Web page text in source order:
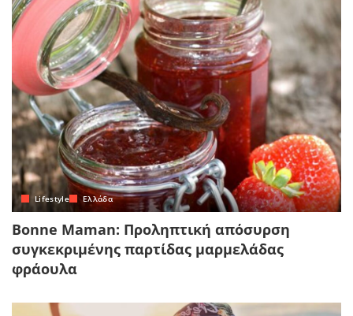
Lifestyle Ελλάδα
Bonne Maman: Προληπτική απόσυρση
συγκεκριμένης παρτίδας μαρμελάδας
φράουλα